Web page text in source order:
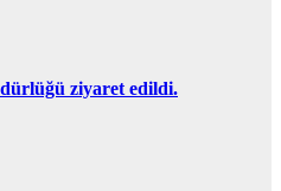
ziyaret edildi.